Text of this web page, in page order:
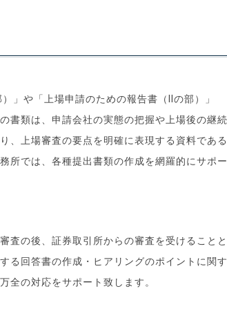
」や「上場申請のための報告書（Ⅱの部）」
書類は、申請会社の実態の把握や上場後の継続
、上場審査の要点を明確に表現する資料である
所では、各種提出書類の作成を網羅的にサポー
査の後、証券取引所からの審査を受けることと
る回答書の作成・ヒアリングのポイントに関す
全の対応をサポート致します。